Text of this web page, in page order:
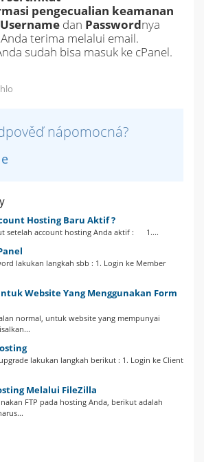
pengecualian keamanan
Username dan Passwordnya
terima melalui email.
sudah bisa masuk ke cPanel.
nápomocná?
Hosting Baru Aktif ?
setelah account hosting Anda aktif : 1....
lakukan langkah sbb : 1. Login ke Member
Website Yang Menggunakan Form
normal, untuk website yang mempunyai
lakukan langkah berikut : 1. Login ke Client
Melalui FileZilla
FTP pada hosting Anda, berikut adalah